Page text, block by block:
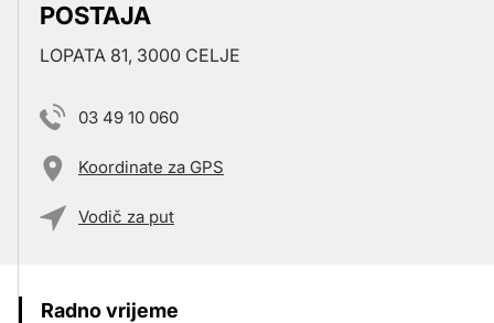
POSTAJA
LOPATA 81, 3000 CELJE
03 49 10 060
Koordinate za GPS
Vodič za put
Radno vrijeme